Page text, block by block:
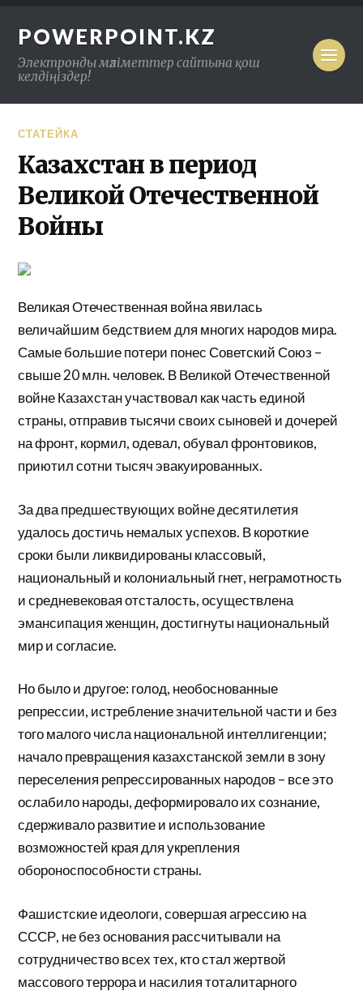
POWERPOINT.KZ
Электронды мәліметтер сайтына қош
келдіңіздер!
СТАТЕЙКА
Казахстан в период
Великой Отечественной
Войны
Великая Отечественная война явилась
величайшим бедствием для многих народов мира.
Самые большие потери понес Советс­кий Союз –
свыше 20 млн. человек. В Великой Отечественной
войне Казахстан участвовал как часть единой
страны, отправив тысячи своих сыновей и дочерей
на фронт, кормил, одевал, обувал фронтовиков,
приютил сотни тысяч эвакуированных.
За два предшествующих войне десятилетия
удалось достичь немалых успехов. В короткие
сроки были ликвидированы клас­совый,
национальный и колониальный гнет, неграмотность
и средневековая отсталость, осуществлена
эмансипация женщин, до­стигнуты национальный
мир и согласие.
Но было и другое: голод, необоснованные
репрессии, истреб­ление значительной части и без
того малого числа национальной интеллигенции;
начало превращения казахстанской земли в зону
переселения репрессированных народов – все это
ослабило наро­ды, деформировало их сознание,
сдерживало развитие и исполь­зование
возможностей края для укрепления
обороноспособности страны.
Фашистские идеологи, совершая агрессию на
СССР, не без основания рассчитывали на
сотрудничество всех тех, кто стал жертвой
массового террора и насилия тоталитарного